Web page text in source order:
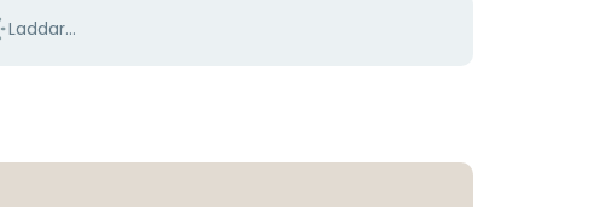
Laddar...